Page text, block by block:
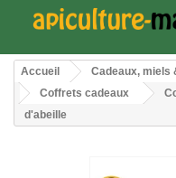
Accueil Cadeaux, miels
Coffrets cadeaux
d'abeille